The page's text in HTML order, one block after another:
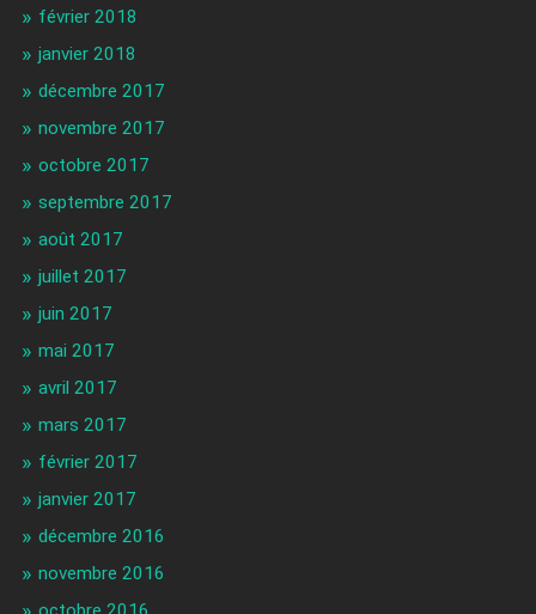
février 2018
janvier 2018
décembre 2017
novembre 2017
octobre 2017
septembre 2017
août 2017
juillet 2017
juin 2017
mai 2017
avril 2017
mars 2017
février 2017
janvier 2017
décembre 2016
novembre 2016